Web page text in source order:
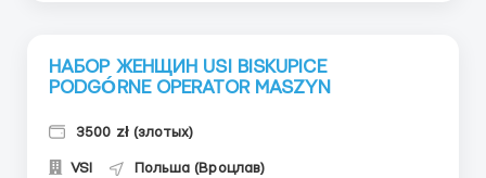
НАБОР ЖЕНЩИН USI BISKUPICE
PODGÓRNE OPERATOR MASZYN
3500 zł (злотых)
VSI Польша (Вроцлав)